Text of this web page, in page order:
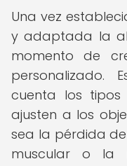
Una vez
y adaptada la
momento de
personalizado.
cuenta los
ajusten a los
sea la pérdida
muscular o la